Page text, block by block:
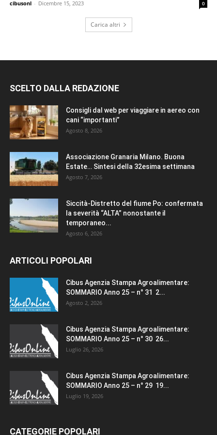
cibusonl - Dicembre 15, 2023 0
Carica altri
SCELTO DALLA REDAZIONE
Consigli dal web per viaggiare in aereo con
cani “importanti”
Agosto 8, 2026
Associazione Granaria Milano. Buona
Estate… Sintesi della 32esima settimana
Agosto 7, 2026
Siccità-Distretto del fiume Po: confermata
la severità “ALTA” nonostante il
temporaneo...
Agosto 6, 2026
ARTICOLI POPOLARI
Cibus Agenzia Stampa Agroalimentare:
SOMMARIO Anno 25 – n° 31 2...
Agosto 2, 2026
Cibus Agenzia Stampa Agroalimentare:
SOMMARIO Anno 25 – n° 30 26...
Luglio 26, 2026
Cibus Agenzia Stampa Agroalimentare:
SOMMARIO Anno 25 – n° 29 19...
Luglio 19, 2026
CATEGORIE POPOLARI